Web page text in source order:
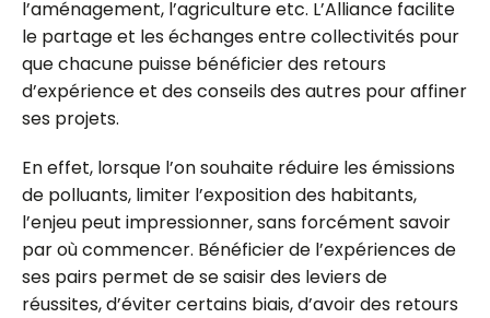
l’aménagement, l’agriculture etc. L’Alliance facilite
le partage et les échanges entre collectivités pour
que chacune puisse bénéficier des retours
d’expérience et des conseils des autres pour affiner
ses projets.
En effet, lorsque l’on souhaite réduire les émissions
de polluants, limiter l’exposition des habitants,
l’enjeu peut impressionner, sans forcément savoir
par où commencer. Bénéficier de l’expériences de
ses pairs permet de se saisir des leviers de
réussites, d’éviter certains biais, d’avoir des retours